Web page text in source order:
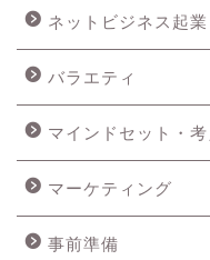
ネットビジネス起業
バラエティ
マインドセット・
マーケティング
事前準備